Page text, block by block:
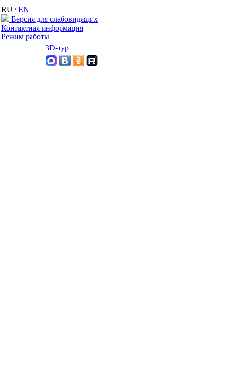
RU /EN
Версия для слабовидящих
Контактная информация
Режим работы
3D-тур